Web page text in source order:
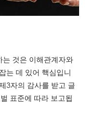
것은 이해관계자와
는 데 있어 핵심입니
3자의 감사를 받고 글
표준에 따라 보고됩